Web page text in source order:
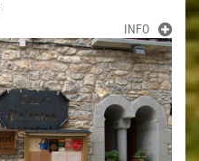
INFO